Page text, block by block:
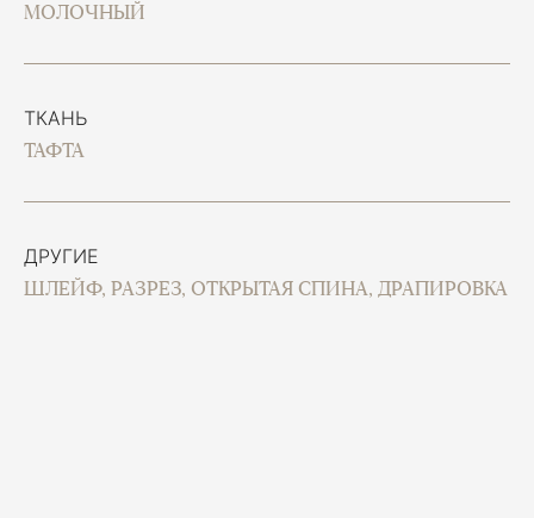
МОЛОЧНЫЙ
ТКАНЬ
ТАФТА
ДРУГИЕ
ШЛЕЙФ, РАЗРЕЗ, ОТКРЫТАЯ СПИНА, ДРАПИРОВКА